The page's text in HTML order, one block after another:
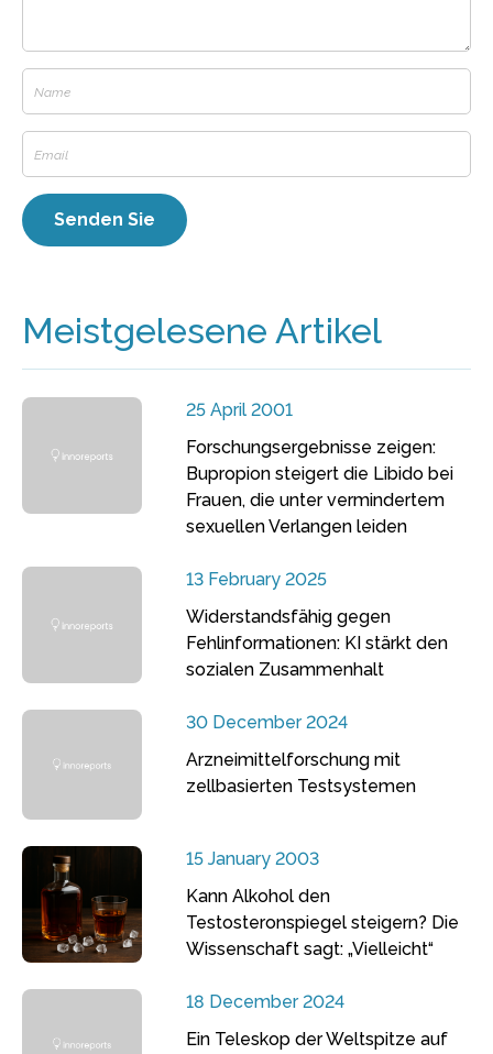
Meistgelesene Artikel
25 April 2001
Forschungsergebnisse zeigen:
Bupropion steigert die Libido bei
Frauen, die unter vermindertem
sexuellen Verlangen leiden
13 February 2025
Widerstandsfähig gegen
Fehlinformationen: KI stärkt den
sozialen Zusammenhalt
30 December 2024
Arzneimittelforschung mit
zellbasierten Testsystemen
15 January 2003
Kann Alkohol den
Testosteronspiegel steigern? Die
Wissenschaft sagt: „Vielleicht“
18 December 2024
Ein Teleskop der Weltspitze auf